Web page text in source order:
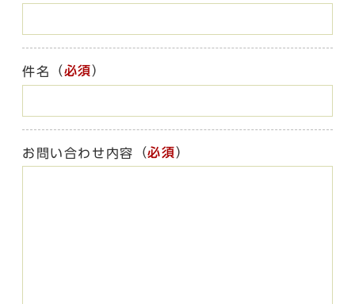
件名 （必須）
お問い合わせ内容 （必須）